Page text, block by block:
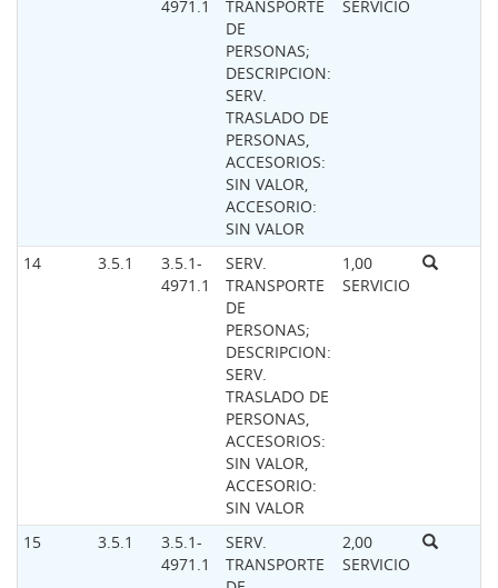
4971.1
TRANSPORTE
DE
PERSONAS;
DESCRIPCION:
SERV.
TRASLADO DE
PERSONAS,
ACCESORIOS:
SIN VALOR,
ACCESORIO:
SIN VALOR
SERVICIO
14 3.5.1
3.5.1-
4971.1
SERV.
TRANSPORTE
DE
PERSONAS;
DESCRIPCION:
SERV.
TRASLADO DE
PERSONAS,
ACCESORIOS:
SIN VALOR,
ACCESORIO:
SIN VALOR
1,00
SERVICIO
15 3.5.1
3.5.1-
4971.1
SERV.
TRANSPORTE
2,00
SERVICIO